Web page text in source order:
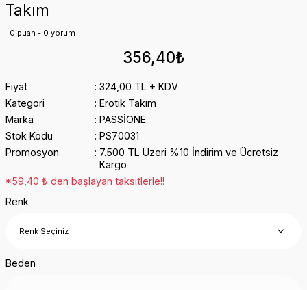
Takım
0 puan - 0 yorum
356,40₺
Fiyat
324,00 TL + KDV
Kategori
Erotik Takım
Marka
PASSİONE
Stok Kodu
PS70031
Promosyon
7.500 TL Üzeri %10 İndirim ve Ücretsiz
Kargo
*59,40 ₺ den başlayan taksitlerle!!
Renk
Beden